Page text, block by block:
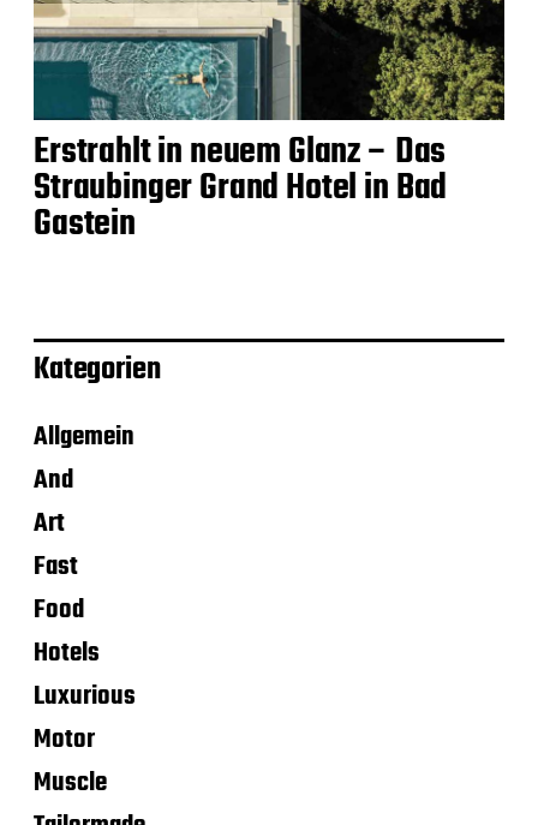
Erstrahlt in neuem Glanz – Das
Straubinger Grand Hotel in Bad
Gastein
Kategorien
Allgemein
And
Art
Fast
Food
Hotels
Luxurious
Motor
Muscle